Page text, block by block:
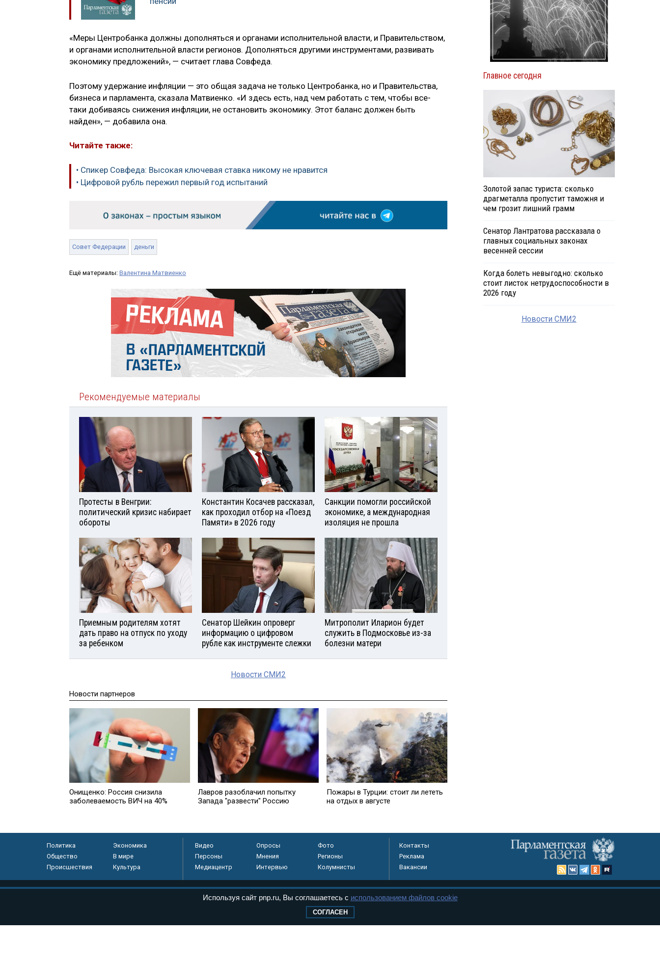
«Меры Центробанка должны дополняться и органами исполнительной власти, и Правительством,
и органами исполнительной власти регионов. Дополняться другими инструментами, развивать
экономику предложений», — считает глава Совфеда.
Поэтому удержание инфляции — это общая задача не только Центробанка, но и Правительства,
бизнеса и парламента, сказала Матвиенко. «И здесь есть, над чем работать с тем, чтобы все-
таки добиваясь снижения инфляции, не остановить экономику. Этот баланс должен быть
найден», — добавила она.
Читайте также:
• Спикер Совфеда: Высокая ключевая ставка никому не нравится
• Цифровой рубль пережил первый год испытаний
Совет Федерации деньги
Ещё материалы: Валентина Матвиенко
Рекомендуемые материалы
Протесты в Венгрии:
политический кризис набирает
обороты
Константин Косачев рассказал,
как проходил отбор на «Поезд
Памяти» в 2026 году
Санкции помогли российской
экономике, а международная
изоляция не прошла
Приемным родителям хотят
дать право на отпуск по уходу
за ребенком
Сенатор Шейкин опроверг
информацию о цифровом
рубле как инструменте слежки
Митрополит Иларион будет
служить в Подмосковье из-за
болезни матери
Новости СМИ2
Новости партнеров
Онищенко: Россия снизила
заболеваемость ВИЧ на 40%
Лавров разоблачил попытку
Запада "развести" Россию
Пожары в Турции: стоит ли лететь
на отдых в августе
Главное сегодня
Золотой запас туриста: сколько
драгметалла пропустит таможня и
чем грозит лишний грамм
Сенатор Лантратова рассказала о
главных социальных законах
весенней сессии
Когда болеть невыгодно: сколько
стоит листок нетрудоспособности в
2026 году
Новости СМИ2
Политика
Экономика
Общество
В мире
Происшествия
Культура
Видео Опросы
Фото
Персоны
Мнения
Регионы
Медиацентр
Интервью Колумнисты
Контакты
Реклама
Вакансии
массовых коммуникаций (Роскомнадзор) 05 августа 2011 года. 18+
Используя сайт pnp.ru, Вы соглашаетесь с использованием файлов cookie
СОГЛАСЕН